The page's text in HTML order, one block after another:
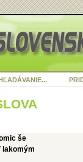
še
lakomým